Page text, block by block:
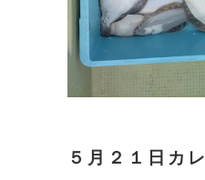
５月２１日カ